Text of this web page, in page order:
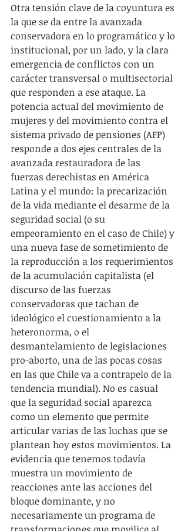
Otra tensión clave de la coyuntura es
la que se da entre la avanzada
conservadora en lo programático y lo
institucional, por un lado, y la clara
emergencia de conflictos con un
carácter transversal o multisectorial
que responden a ese ataque. La
potencia actual del movimiento de
mujeres y del movimiento contra el
sistema privado de pensiones (AFP)
responde a dos ejes centrales de la
avanzada restauradora de las
fuerzas derechistas en América
Latina y el mundo: la precarización
de la vida mediante el desarme de la
seguridad social (o su
empeoramiento en el caso de Chile) y
una nueva fase de sometimiento de
la reproducción a los requerimientos
de la acumulación capitalista (el
discurso de las fuerzas
conservadoras que tachan de
ideológico el cuestionamiento a la
heteronorma, o el
desmantelamiento de legislaciones
pro-aborto, una de las pocas cosas
en las que Chile va a contrapelo de la
tendencia mundial). No es casual
que la seguridad social aparezca
como un elemento que permite
articular varias de las luchas que se
plantean hoy estos movimientos. La
evidencia que tenemos todavía
muestra un movimiento de
reacciones ante las acciones del
bloque dominante, y no
necesariamente un programa de